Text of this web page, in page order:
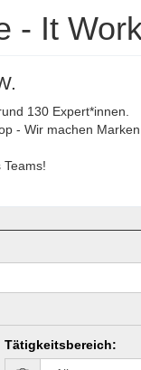
- It
130 Expert*innen.
- Wir machen
Tätigkeitsbereich: